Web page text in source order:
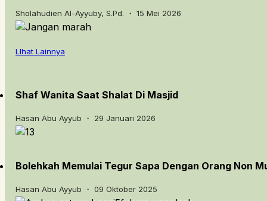
Sholahudien Al-Ayyuby, S.Pd. ・ 15 Mei 2026
LIhat Lainnya
Shaf Wanita Saat Shalat Di Masjid
Hasan Abu Ayyub ・ 29 Januari 2026
Bolehkah Memulai Tegur Sapa Dengan Orang Non
Hasan Abu Ayyub ・ 09 Oktober 2025